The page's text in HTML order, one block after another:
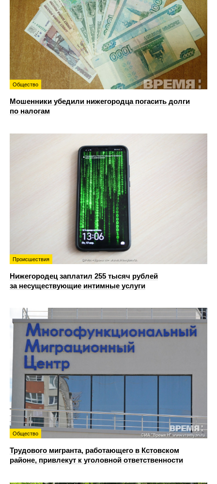
Общество
Мошенники убедили нижегородца погасить долги
по налогам
Происшествия
Нижегородец заплатил 255 тысяч рублей
за несуществующие интимные услуги
Общество
Трудового мигранта, работающего в Кстовском
районе, привлекут к уголовной ответственности